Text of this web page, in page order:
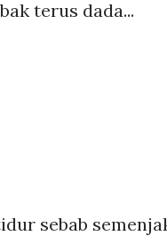
terus dada...
sebab